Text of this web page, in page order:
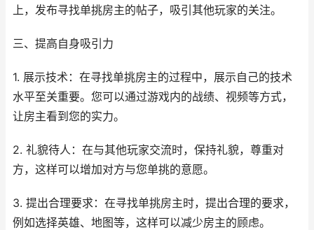
上，发布寻找单挑房主的帖子，吸引其他玩家的关注。
三、提高自身吸引力
1. 展示技术：在寻找单挑房主的过程中，展示自己的技术
水平至关重要。您可以通过游戏内的战绩、视频等方式，
让房主看到您的实力。
2. 礼貌待人：在与其他玩家交流时，保持礼貌，尊重对
方，这样可以增加对方与您单挑的意愿。
3. 提出合理要求：在寻找单挑房主时，提出合理的要求，
例如选择英雄、地图等，这样可以减少房主的顾虑。